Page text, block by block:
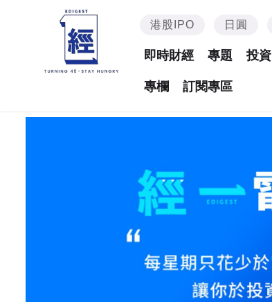
港股IPO 日圓
即時財經 專題 投資
專欄 訂閱專區